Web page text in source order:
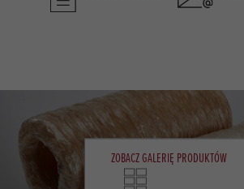
ZOBACZ GALERIĘ PRODUKTÓW